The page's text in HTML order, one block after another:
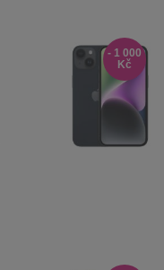
- 1 000
Kč